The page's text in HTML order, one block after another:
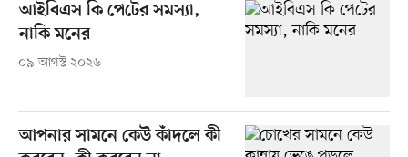
আইবিএস কি পেটের সমস্যা,
নাকি মনের
০৯ আগস্ট ২০২৬
আপনার সামনে কেউ কাঁদলে কী